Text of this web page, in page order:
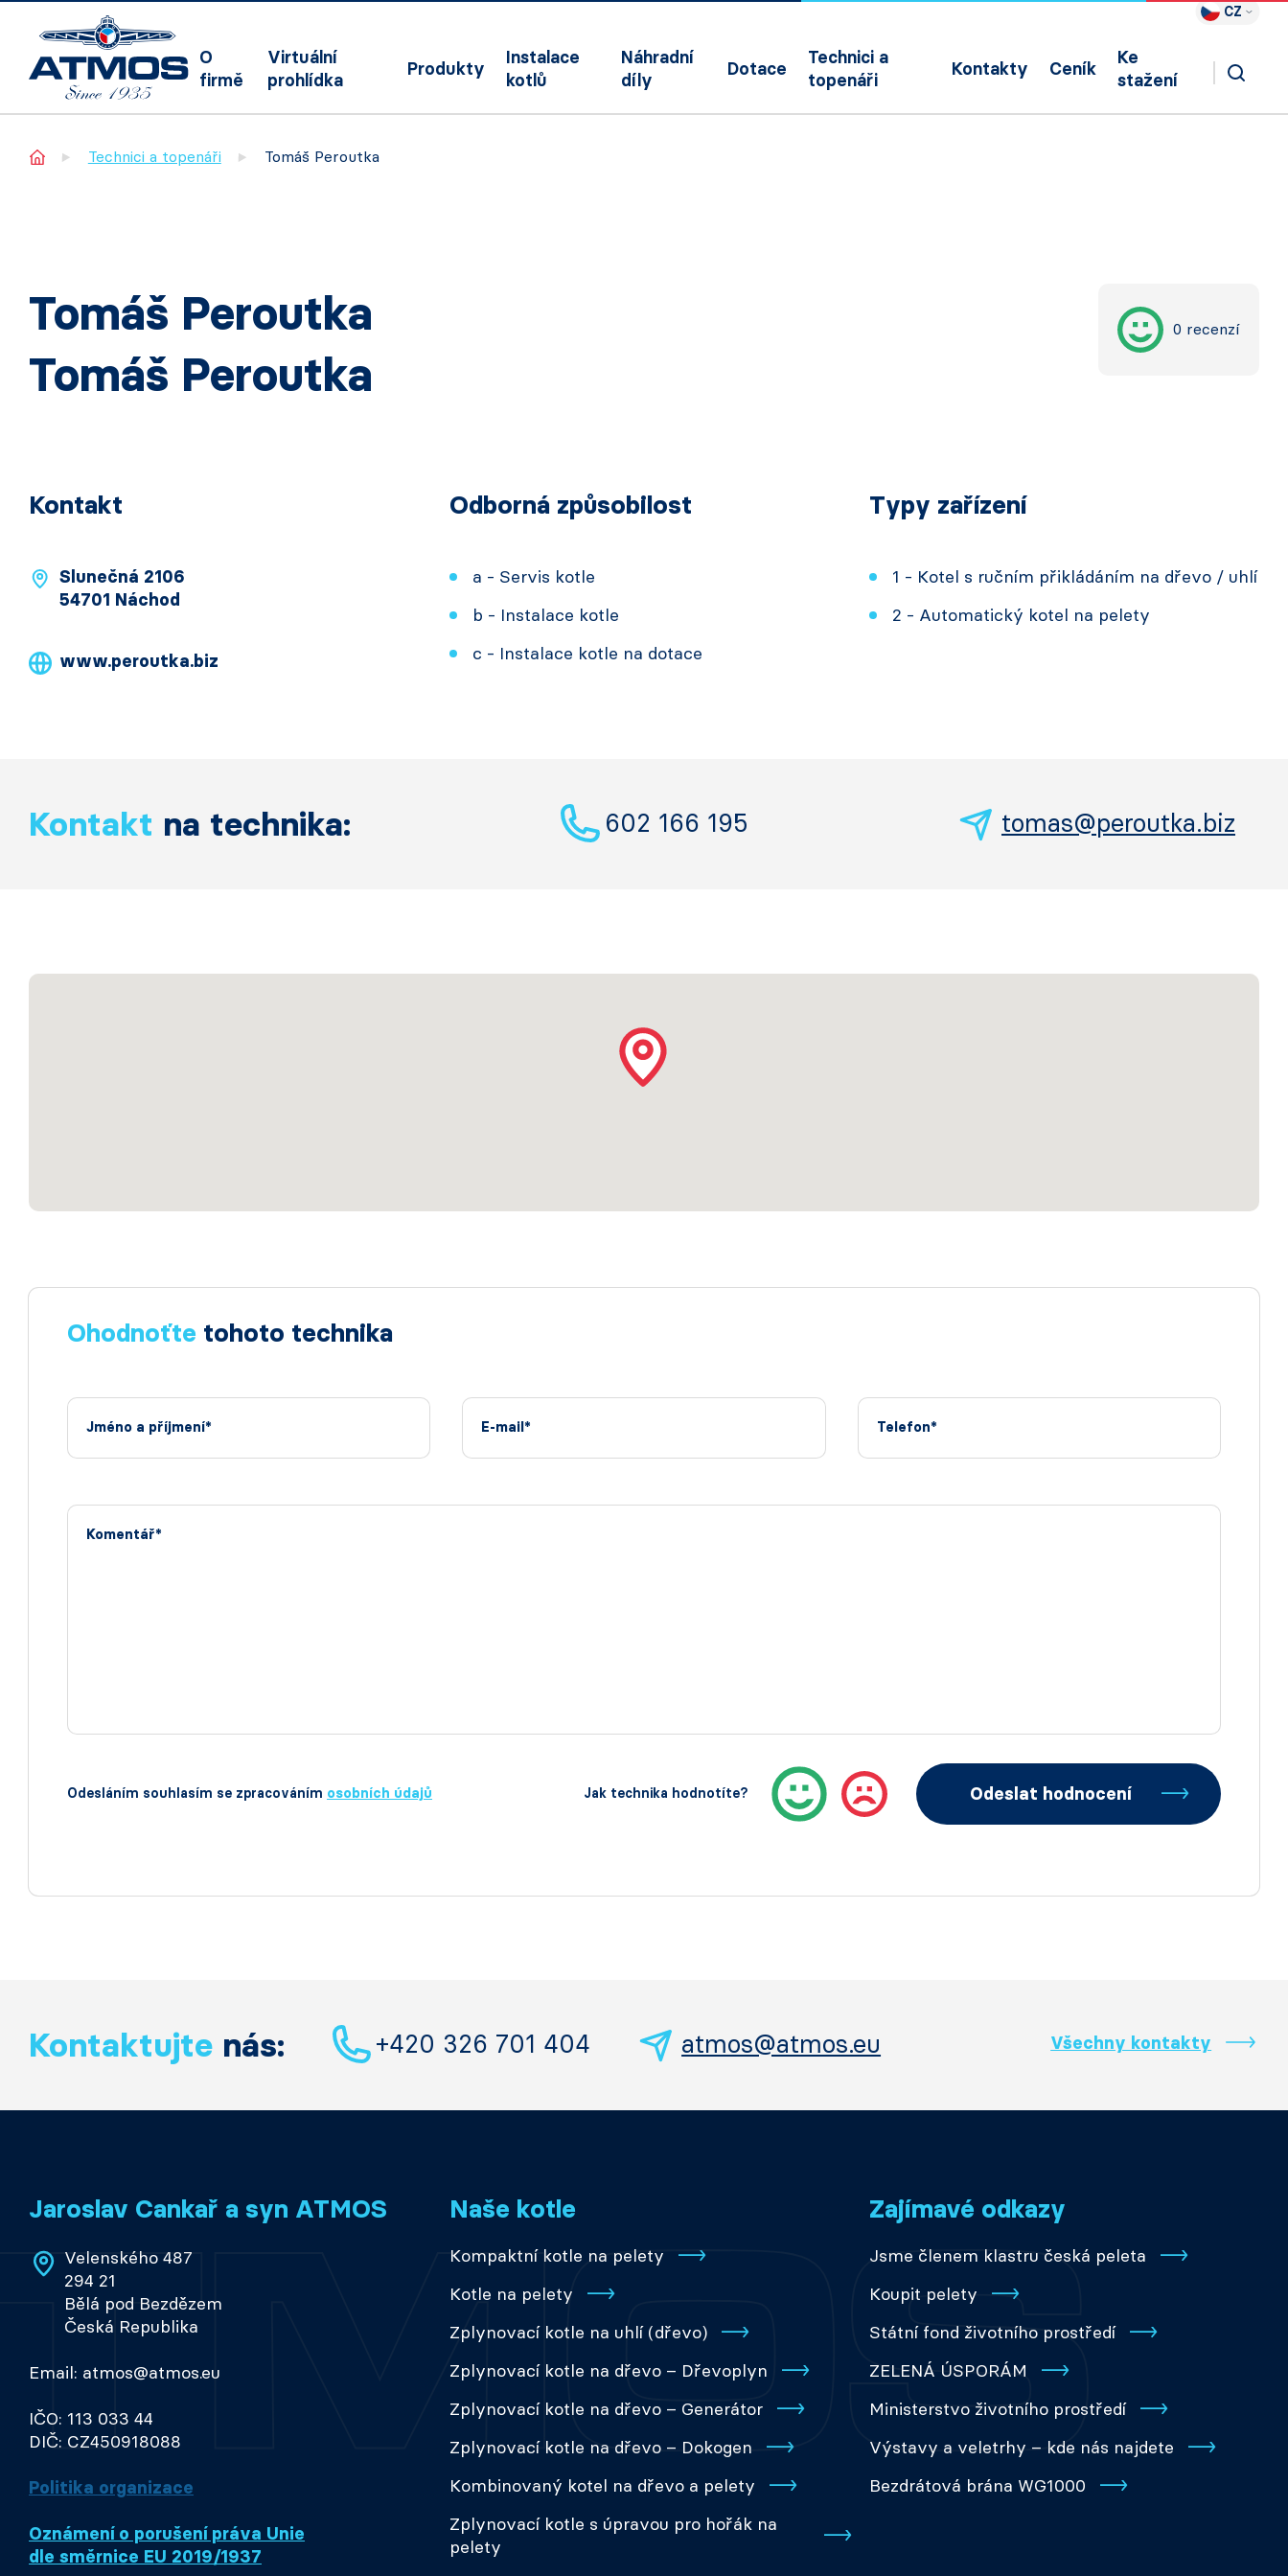
CZ
O
firmě
Virtuální
prohlídka
Produkty
Instalace
kotlů
Náhradní
díly
Dotace
Technici a
topenáři
Kontakty Ceník
Ke
stažení
Home Technici a topenáři Tomáš Peroutka
Tomáš Peroutka
Tomáš Peroutka
0 recenzí
Kontakt
Slunečná 2106
54701 Náchod
www.peroutka.biz
Odborná způsobilost
a - Servis kotle
b - Instalace kotle
c - Instalace kotle na dotace
Typy zařízení
1 - Kotel s ručním přikládáním na dřevo / uhlí
2 - Automatický kotel na pelety
Kontakt na technika: 602 166 195 tomas@peroutka.biz
Ohodnoťte tohoto technika
Jméno a příjmení* E-mail* Telefon*
Komentář*
Odesláním souhlasím se zpracováním osobních údajů Jak technika hodnotíte? Odeslat hodnocení
Kontaktujte nás: +420 326 701 404 atmos@atmos.eu Všechny kontakty
Jaroslav Cankař a syn ATMOS
Velenského 487
294 21
Bělá pod Bezdězem
Česká Republika
Email: atmos@atmos.eu
IČO: 113 033 44
DIČ: CZ450918088
Politika organizace
Oznámení o porušení práva Unie
dle směrnice EU 2019/1937
Naše kotle
Kompaktní kotle na pelety
Kotle na pelety
Zplynovací kotle na uhlí (dřevo)
Zplynovací kotle na dřevo – Dřevoplyn
Zplynovací kotle na dřevo – Generátor
Zplynovací kotle na dřevo – Dokogen
Kombinovaný kotel na dřevo a pelety
Zplynovací kotle s úpravou pro hořák na
pelety
Zajímavé odkazy
Jsme členem klastru česká peleta
Koupit pelety
Státní fond životního prostředí
ZELENÁ ÚSPORÁM
Ministerstvo životního prostředí
Výstavy a veletrhy – kde nás najdete
Bezdrátová brána WG1000